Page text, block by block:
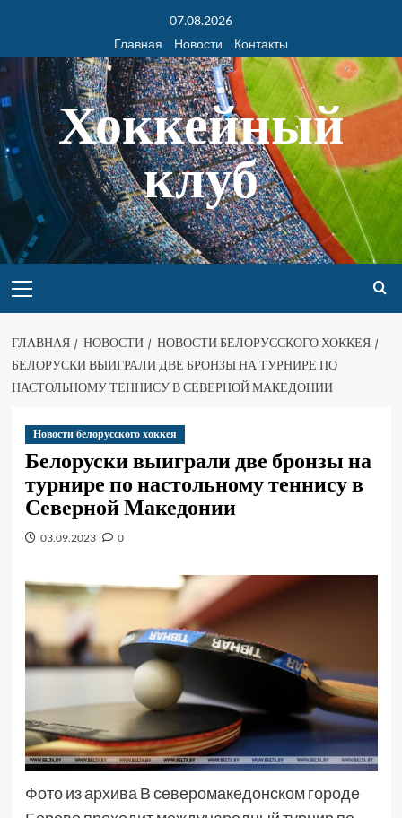
07.08.2026
Главная
Новости Контакты
Хоккейный
клуб
ГЛАВНАЯ НОВОСТИ
НОВОСТИ БЕЛОРУССКОГО ХОККЕЯ
БЕЛОРУСКИ ВЫИГРАЛИ ДВЕ БРОНЗЫ НА ТУРНИРЕ ПО
НАСТОЛЬНОМУ ТЕННИСУ В СЕВЕРНОЙ МАКЕДОНИИ
Новости белорусского хоккея
Белоруски выиграли две бронзы на
турнире по настольному теннису в
Северной Македонии
03.09.2023 0
Фото из архива В северомакедонском городе